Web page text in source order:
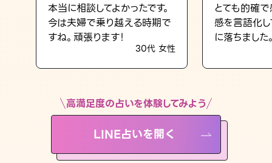
LINE占いを開く
※LINEアプリ内のサービスページへ遷移します
本当に相談してよかったです。
今は夫婦で乗り越える時期で
すね。頑張ります！
30代 女性
とても的確
感を言語化
に落ちました
高満足度の占いを体験してみよう
LINE占いを開く